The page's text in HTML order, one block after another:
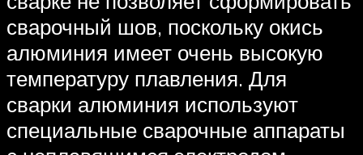
сварочный шов, поскольку окись
алюминия имеет очень высокую
температуру плавления. Для
сварки алюминия используют
специальные сварочные аппараты